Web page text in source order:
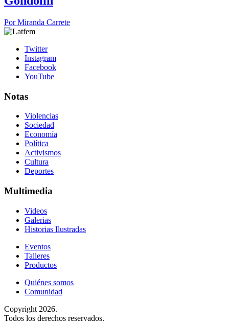
PorMiranda Carrete
Twitter
Instagram
Facebook
YouTube
Notas
Violencias
Sociedad
Economía
Política
Activismos
Cultura
Deportes
Multimedia
Videos
Galerias
Historias Ilustradas
Eventos
Talleres
Productos
Quiénes somos
Comunidad
Copyright 2026.
Todos los derechos reservados.